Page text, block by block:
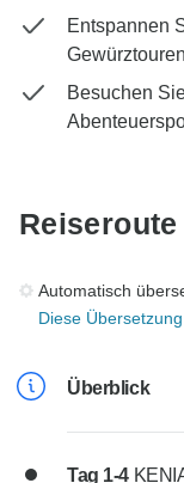
Entspannen
Gewürztouren
Besuchen
Reiseroute
Automatisch
Diese
Überblick
Tag 1-4